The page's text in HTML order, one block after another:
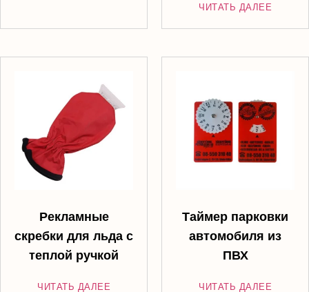
ЧИТАТЬ ДАЛЕЕ
Рекламные
скребки для льда с
теплой ручкой
ЧИТАТЬ ДАЛЕЕ
Таймер парковки
автомобиля из
ПВХ
ЧИТАТЬ ДАЛЕЕ